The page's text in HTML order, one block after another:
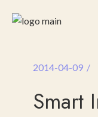
2014-04-09
Smart